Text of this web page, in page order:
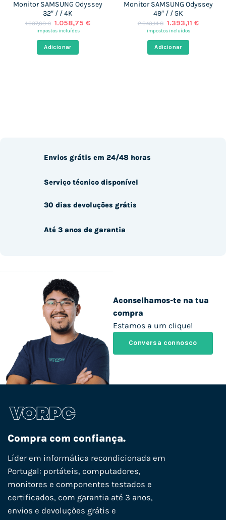
Monitor SAMSUNG Odyssey
32″ / / 4K
1.637,68€ O
preço
era:
1.637,68 €.
1.058,75€O
impostos incluídos
Adicionar
Monitor SAMSUNG Odyssey
49″ / / 5K
2.043,14€ O
preço
era:
2.043,14 €.
1.393,11€O
impostos incluídos
Adicionar
Aconselhamos-te na tua
compra
Estamos a um clique!
Conversa connosco
Envios grátis em 24/48 horas
Serviço técnico disponível
30 dias devoluções grátis
Até 3 anos de garantia
Compra com confiança.
Líder em informática recondicionada em
Portugal: portáteis, computadores,
monitores e componentes testados e
certificados, com garantia até 3 anos,
envios e devoluções grátis e